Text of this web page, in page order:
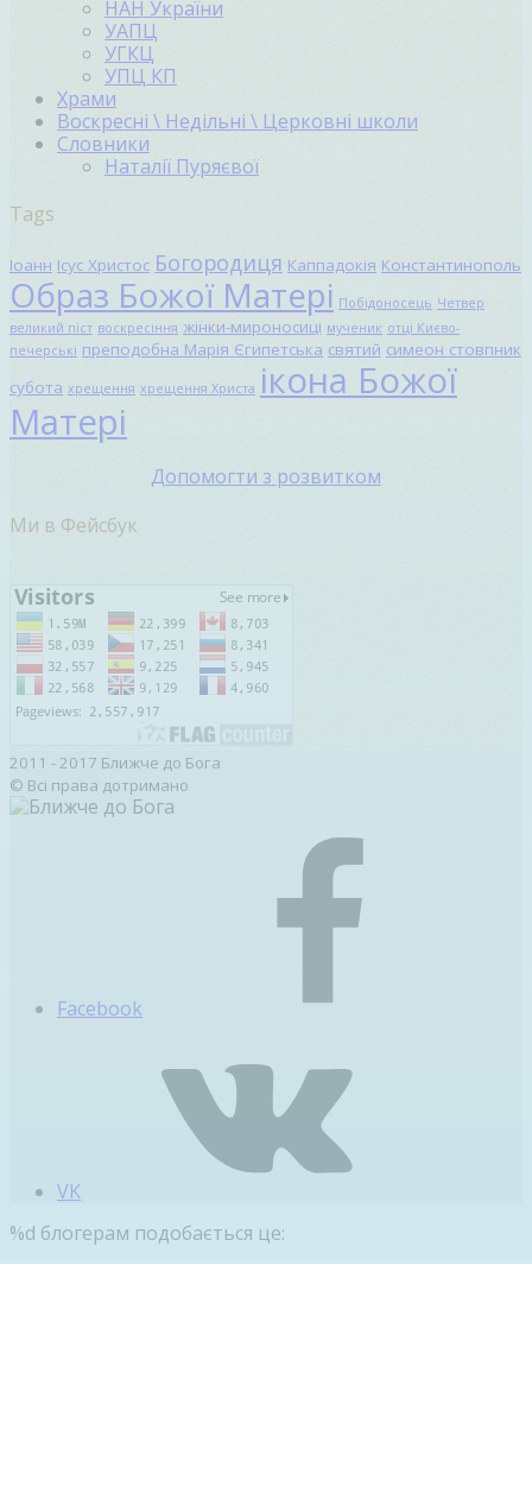
НАН України
УАПЦ
УГКЦ
УПЦ КП
Храми
Воскресні \ Недільні \ Церковні школи
Словники
Наталії Пуряєвої
Tags
Іоанн Ісус Христос Богородиця Каппадокія Константинополь
Образ Божої Матері Побідоносець Четвер
великий піст воскресіння жінки-мироносиці мученик отці Києво-
печерські преподобна Марія Єгипетська святий симеон стовпник
субота хрещення хрещення Христа ікона Божої
Матері
Допомогти з розвитком
Ми в Фейсбук
2011 - 2017 Ближче до Бога
© Всі права дотримано
Facebook
VK
%d блогерам подобається це: